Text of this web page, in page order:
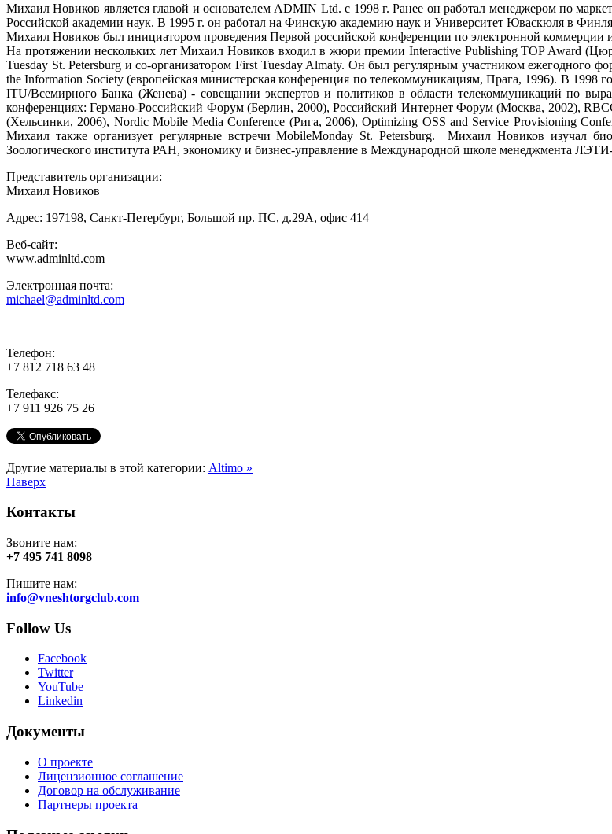
Михаил Новиков является главой и основателем ADMIN Ltd. c 1998 г. Ранее он работал менеджером по
Российской академии наук. В 1995 г. он работал на Финскую академию наук и Университет Юваскюля в
Михаил Новиков был инициатором проведения Первой российской конференции по электронной коммерции
На протяжении нескольких лет Михаил Новиков входил в жюри премии Interactive Publishing TOP Award
Tuesday St. Petersburg и со-организатором First Tuesday Almaty. Он был регулярным участником ежегодного
the Information Society (европейская министерская конференция по телекоммуникациям, Прага, 1996). В 1998
ITU/Всемирного Банка (Женева) - совещании экспертов и политиков в области телекоммуникаций по
конференциях: Германо-Российский Форум (Берлин, 2000), Российский Интернет Форум (Москва, 2002),
(Хельсинки, 2006), Nordic Mobile Media Conference (Рига, 2006), Optimizing OSS and Service Provisioning
Михаил также организует регулярные встречи MobileMonday St. Petersburg. Михаил Новиков изучал
Зоологического института РАН, экономику и бизнес-управление в Международной школе менеджмента
Представитель организации:
Михаил Новиков
Адрес: 197198, Санкт-Петербург, Большой пр. ПС, д.29А, офис 414
Веб-сайт:
www.adminltd.com
Электронная почта:
michael@adminltd.com
Телефон:
+7 812 718 63 48
Телефакс:
+7 911 926 75 26
Другие материалы в этой категории: Altimo »
Наверх
Контакты
Звоните нам:
+7 495 741 8098
Пишите нам:
info@vneshtorgclub.com
Follow Us
Facebook
Twitter
YouTube
Linkedin
Документы
О проекте
Лицензионное соглашение
Договор на обслуживание
Партнеры проекта